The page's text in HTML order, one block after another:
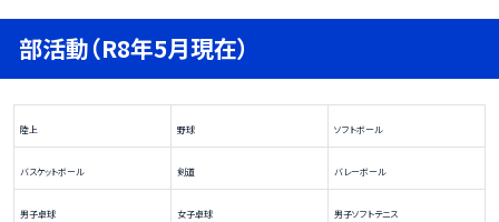
部活動（R8年5月現在）
陸上 野球 ソフトボール
バスケットボール 剣道 バレーボール
男子卓球 女子卓球 男子ソフトテニス